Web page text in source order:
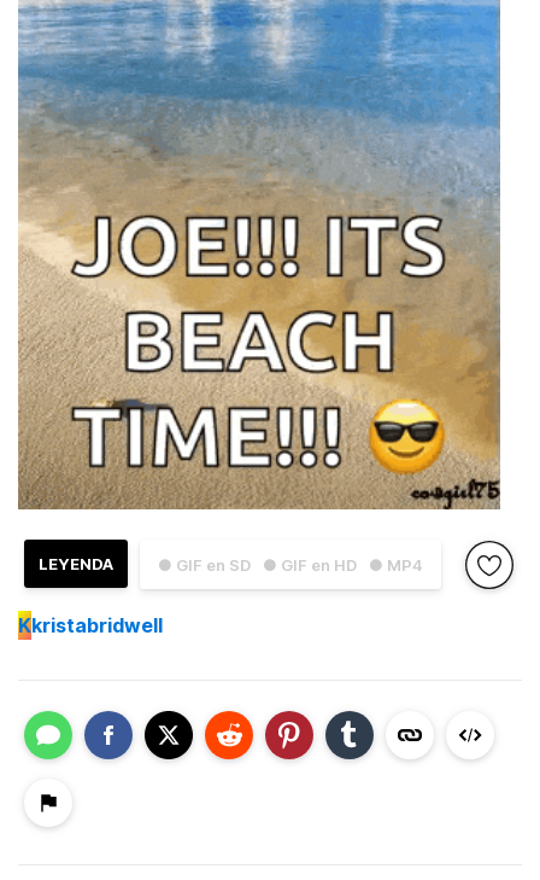
● GIF en SD ● GIF en HD ● MP4
LEYENDA
Kkristabridwell